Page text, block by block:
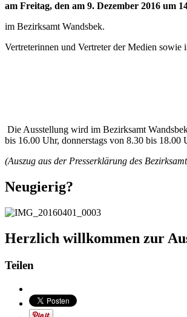
am Freitag, den am 9. Dezember 2016 um
im Bezirksamt Wandsbek.
Vertreterinnen und Vertreter der Medien
Die Ausstellung wird im Bezirksamt
bis 16.00 Uhr, donnerstags von 8.30 bis
(Auszug aus der Presserklärung des
Neugierig?
Herzlich willkommen zur
Teilen